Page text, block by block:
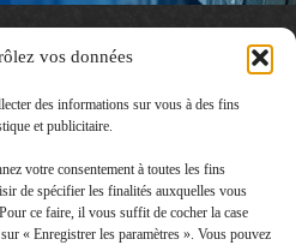
vos données
des informations sur vous à des fins
et publicitaire.
votre consentement à toutes les fins
de spécifier les finalités auxquelles vous
ce faire, il vous suffit de cocher la case
« Enregistrer les paramètres ». Vous pouvez